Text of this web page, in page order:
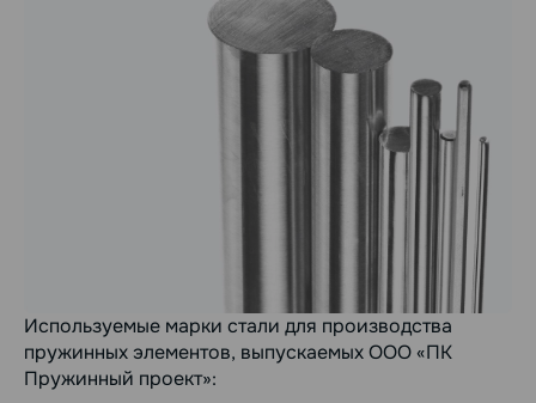
Используемые марки стали для производства
пружинных элементов, выпускаемых ООО «ПК
Пружинный проект»: